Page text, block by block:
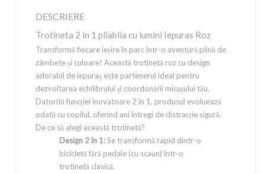
DESCRIERE
Trotineta 2 in 1 pliablia cu lumini Iepuras Roz
Transformă fiecare ieșire în parc într-o aventură plină de
zâmbete și culoare! Această trotinetă roz cu design
adorabil de iepuraș este partenerul ideal pentru
dezvoltarea echilibrului și coordonării micuțului tău.
Datorită funcției inovatoare 2 în 1, produsul evoluează
odată cu copilul, oferind ani întregi de distracție sigură.
De ce să alegi această trotinetă?
Design 2 în 1:Se transformă rapid dintr-o
bicicletă fără pedale (cu scaun) într-o
trotinetă clasică.